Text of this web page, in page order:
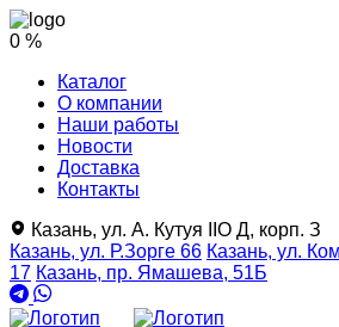
0 %
Каталог
О компании
Наши работы
Новости
Доставка
Контакты
Казань, ул. А. Кутуя IIO Д, корп. З
Казань, ул. Р.Зорге 66 Казань, ул.
17 Казань, пр. Ямашева, 51Б